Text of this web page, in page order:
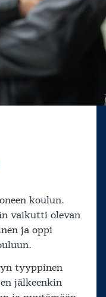
koulun.
vaikutti olevan
ja oppi
tyyppinen
jälkeenkin